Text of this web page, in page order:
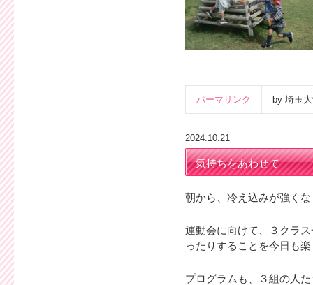
パーマリンク by 埼玉
2024.10.21
気持ちをあわせて
朝から、冷え込みが強く
運動会に向けて、３クラ
ったりすることを今日も
プログラムも、３組の人